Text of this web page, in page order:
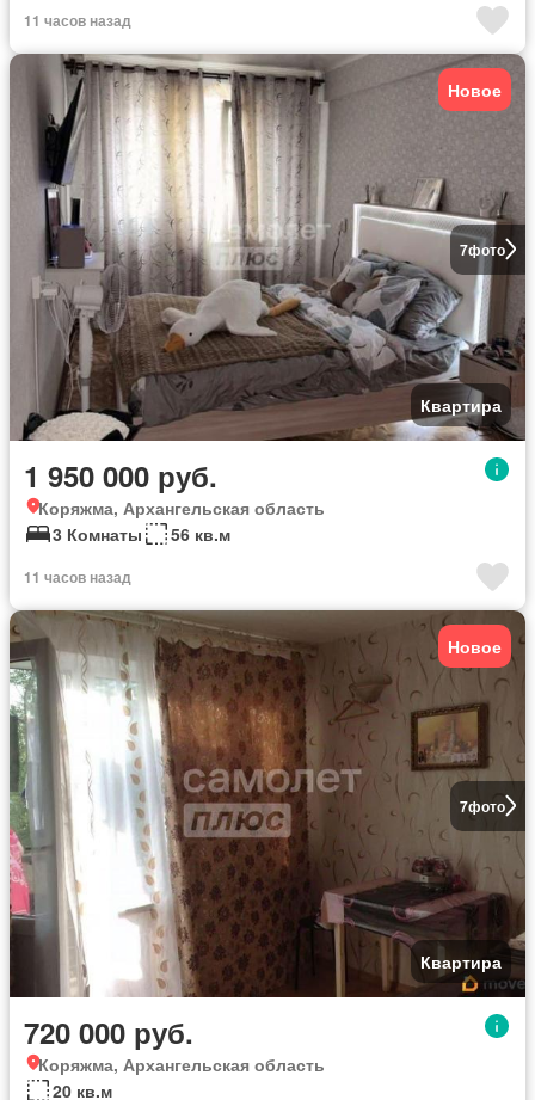
11 часов назад
7фото
Новое
Квартира
1 950 000 руб.
Коряжма, Архангельская область
3 Комнаты
56 кв.м
11 часов назад
7фото
Новое
Квартира
720 000 руб.
Коряжма, Архангельская область
20 кв.м